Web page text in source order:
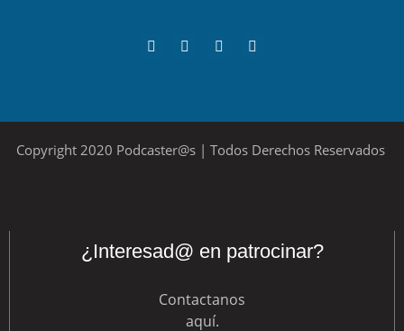
Copyright 2020 Podcaster@s | Todos Derechos Reservados
¿Interesad@ en patrocinar?
Contactanos
aquí.